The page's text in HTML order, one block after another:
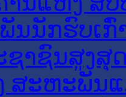
ນນັກຮົບເກົ່
ຊາຊົນສູງສຸ
ສະຫະພັນ